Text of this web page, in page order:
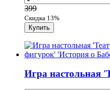
399
Скидка 13%
Игра настольная